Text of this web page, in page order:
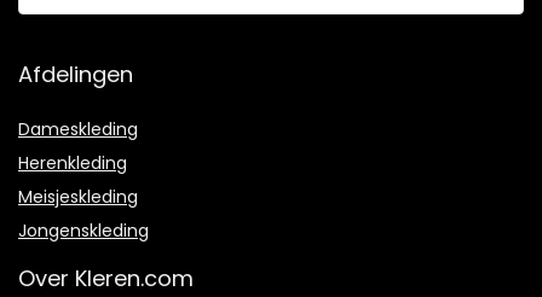
Afdelingen
Dameskleding
Herenkleding
Meisjeskleding
Jongenskleding
Over Kleren.com